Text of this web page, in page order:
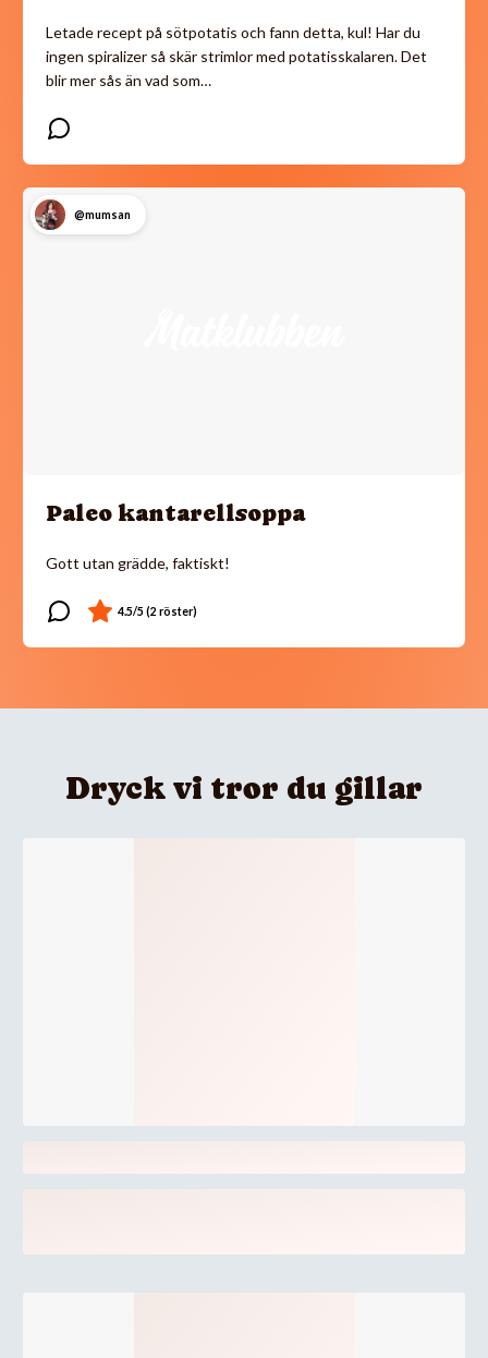
Letade recept på sötpotatis och fann detta, kul! Har du
ingen spiralizer så skär strimlor med potatisskalaren. Det
blir mer sås än vad som…
@mumsan
Paleo kantarellsoppa
Gott utan grädde, faktiskt!
Dryck vi tror du gillar